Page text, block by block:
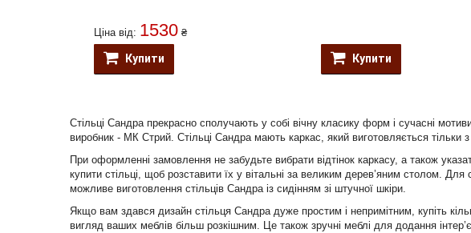
Ціна від: 1530 ₴
Купити Купити
Стільці Сандра прекрасно сполучають у собі вічну класику форм і сучасні
виробник - МК Стрий. Стільці Сандра мають каркас, який виготовляється тільки
При оформленні замовлення не забудьте вибрати відтінок каркасу, а також
купити стільці, щоб розставити їх у вітальні за великим дерев’яним столом.
можливе виготовлення стільців Сандра із сидінням зі штучної шкіри.
Якщо вам здався дизайн стільця Сандра дуже простим і непримітним, купіть
вигляд ваших меблів більш розкішним. Це також зручні меблі для додання